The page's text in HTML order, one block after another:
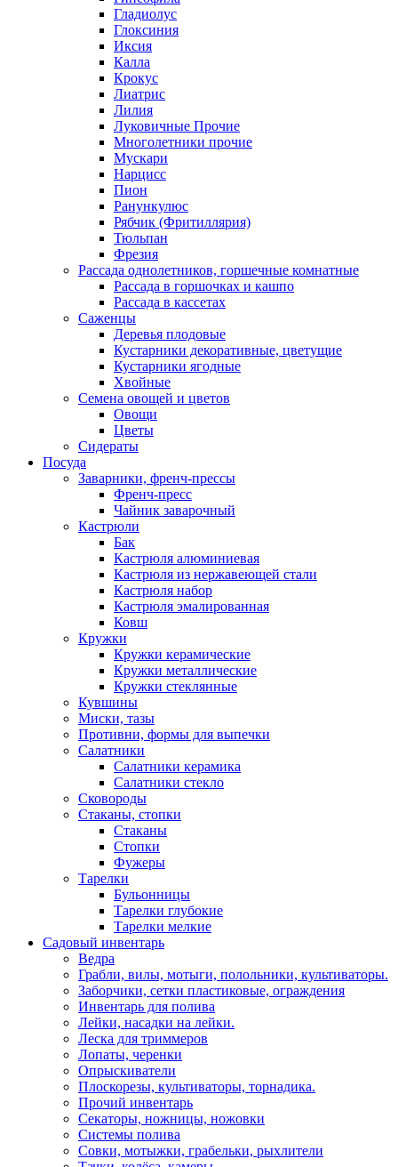
Гладиолус
Глоксиния
Иксия
Калла
Крокус
Лиатрис
Лилия
Луковичные Прочие
Многолетники прочие
Мускари
Нарцисс
Пион
Ранункулюс
Рябчик (Фритиллярия)
Тюльпан
Фрезия
Рассада однолетников, горшечные комнатные
Рассада в горшочках и кашпо
Рассада в кассетах
Саженцы
Деревья плодовые
Кустарники декоративные, цветущие
Кустарники ягодные
Хвойные
Семена овощей и цветов
Овощи
Цветы
Сидераты
Посуда
Заварники, френч-прессы
Френч-пресс
Чайник заварочный
Кастрюли
Бак
Кастрюля алюминиевая
Кастрюля из нержавеющей стали
Кастрюля набор
Кастрюля эмалированная
Ковш
Кружки
Кружки керамические
Кружки металлические
Кружки стеклянные
Кувшины
Миски, тазы
Противни, формы для выпечки
Салатники
Салатники керамика
Салатники стекло
Сковороды
Стаканы, стопки
Стаканы
Стопки
Фужеры
Тарелки
Бульонницы
Тарелки глубокие
Тарелки мелкие
Садовый инвентарь
Ведра
Грабли, вилы, мотыги, полольники, культиваторы.
Заборчики, сетки пластиковые, ограждения
Инвентарь для полива
Лейки, насадки на лейки.
Леска для триммеров
Лопаты, черенки
Опрыскиватели
Плоскорезы, культиваторы, торнадика.
Прочий инвентарь
Секаторы, ножницы, ножовки
Системы полива
Совки, мотыжки, грабельки, рыхлители